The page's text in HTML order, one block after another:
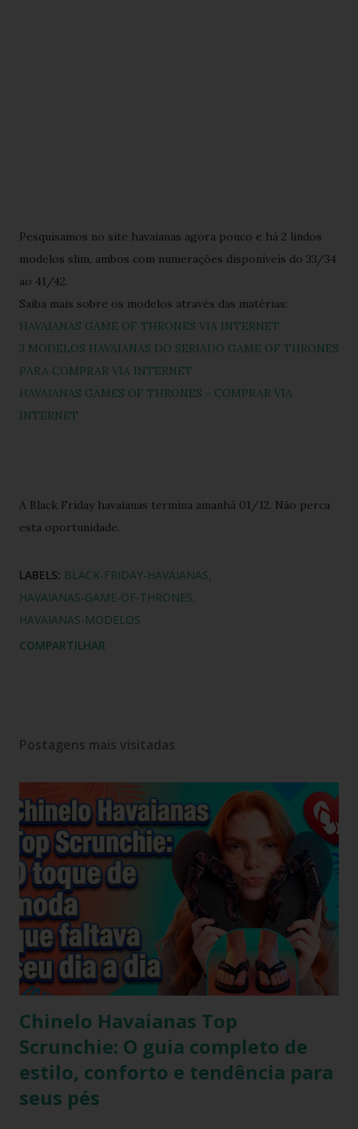
Pesquisamos no site havaianas agora pouco e há 2 lindos
modelos slim, ambos com numerações disponíveis do 33/34
ao 41/42.
Saiba mais sobre os modelos através das matérias:
HAVAIANAS GAME OF THRONES VIA INTERNET
3 MODELOS HAVAIANAS DO SERIADO GAME OF THRONES
PARA COMPRAR VIA INTERNET
HAVAIANAS GAMES OF THRONES - COMPRAR VIA
INTERNET
A Black Friday havaianas termina amanhã 01/12. Não perca
esta oportunidade.
LABELS: BLACK-FRIDAY-HAVAIANAS
HAVAIANAS-GAME-OF-THRONES
HAVAIANAS-MODELOS
COMPARTILHAR
Postagens mais visitadas
Chinelo Havaianas Top
Scrunchie: O guia completo de
estilo, conforto e tendência para
seus pés